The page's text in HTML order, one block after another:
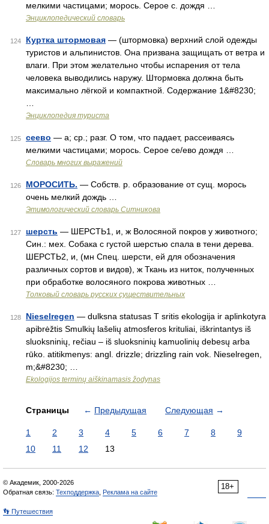
мелкими частицами; морось. Серое с. дождя …
Энциклопедический словарь
124 Куртка штормовая — (штормовка) верхний слой одежды
туристов и альпинистов. Она призвана защищать от ветра и
влаги. При этом желательно чтобы испарения от тела
человека выводились наружу. Штормовка должна быть
максимально лёгкой и компактной. Содержание 1&#8230;
Энциклопедия туриста
125 сеево — а; ср.; разг. О том, что падает, рассеиваясь
мелкими частицами; морось. Серое се/ево дождя …
Словарь многих выражений
126 МОРОСИТЬ. — Собств. р. образование от сущ. морось
очень мелкий дождь …
Этимологический словарь Ситникова
127 шерсть — ШЕРСТЬ1, и, ж Волосяной покров у животного;
Син.: мех. Собака с густой шерстью спала в тени дерева.
ШЕРСТЬ2, и, (мн Спец. шерсти, ей для обозначения
различных сортов и видов), ж Ткань из ниток, полученных
при обработке волосяного покрова животных …
Толковый словарь русских существительных
128 Nieselregen — dulksna statusas T sritis ekologija ir aplinkotyra
apibrėžtis Smulkių lašelių atmosferos krituliai, iškrintantys iš
sluoksninių, rečiau – iš sluoksninių kamuolinių debesų arba
rūko. atitikmenys: angl. drizzle; drizzling rain vok. Nieselregen,
m;&#8230; …
Ekologijos terminų aiškinamasis žodynas
Страницы ← Предыдущая Следующая →
1 2 3 4 5 6 7 8
9
10
11 12 13
18+
© Академик, 2000-2026
Обратная связь: Техподдержка Реклама на сайте
👣 Путешествия